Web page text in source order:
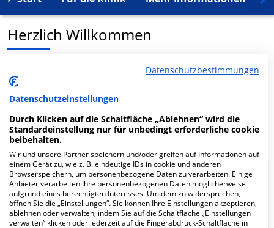
Herzlich Willkommen
MVZ Meine Radiologie Tuttlingen GmbH in der
Zeppelinstr. 21 ist ein medizinisches
Versorgungszentrum in Tuttlingen.
Mehr Informationen
FAQ
Hier ﬁnden Sie häuﬁg gestellte Fragen zu dieser Klinik.
Datenschutzbestimmungen
Datenschutzeinstellungen
Durch Klicken auf die Schaltfläche „Ablehnen“ wird die
Standardeinstellung nur für unbedingt erforderliche cookie
beibehalten.
Wir und unsere Partner speichern und/oder greifen auf Informationen auf
einem Gerät zu, wie z. B. eindeutige IDs in cookie und anderen
Browserspeichern, um personenbezogene Daten zu verarbeiten. Einige
Anbieter verarbeiten Ihre personenbezogenen Daten möglicherweise
aufgrund eines berechtigten Interesses. Um dem zu widersprechen,
öffnen Sie die „Einstellungen“. Sie können Ihre Einstellungen akzeptieren,
ablehnen oder verwalten, indem Sie auf die Schaltfläche „Einstellungen
verwalten“ klicken oder jederzeit auf die Fingerabdruck-Schaltfläche in